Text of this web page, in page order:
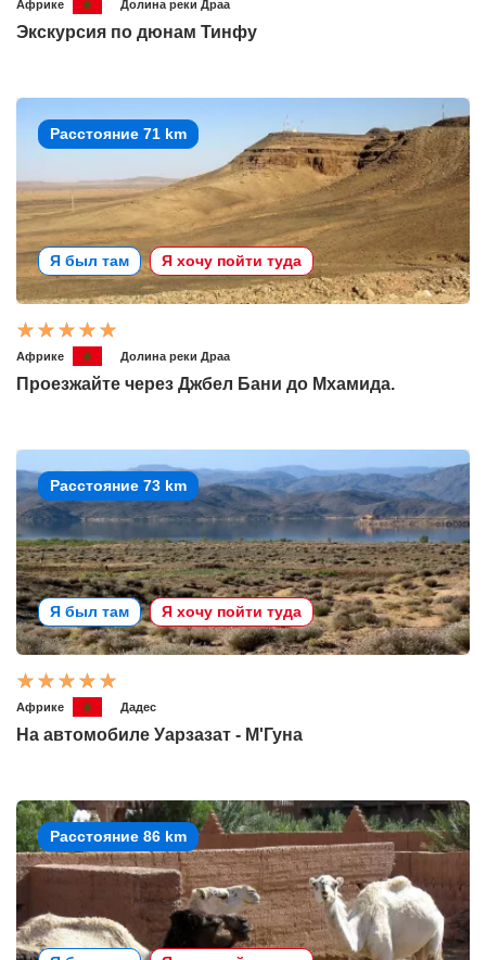
Африке Долина реки Драа
Экскурсия по дюнам Тинфу
Расстояние 71 km
Я был там Я хочу пойти туда
Африке Долина реки Драа
Проезжайте через Джбел Бани до Мхамида.
Расстояние 73 km
Я был там Я хочу пойти туда
Африке Дадес
На автомобиле Уарзазат - М'Гуна
Расстояние 86 km